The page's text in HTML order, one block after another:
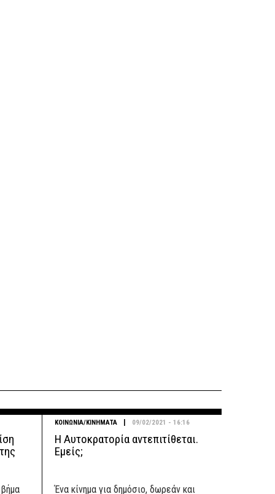
ΚΟΙΝΩΝΙΑ/ΚΙΝΗΜΑΤΑ 09/02/2021 - 16:16
Η Αυτοκρατορία αντεπιτίθεται.
Εμείς;
Ένα κίνημα για δημόσιο, δωρεάν και